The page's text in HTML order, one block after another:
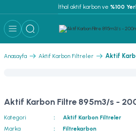
İthal aktif karbon ve %100
Anasayfa Aktif Karbon Filtreler Aktif
Aktif Karbon Filtre 895m3/s -
Kategori
Aktif Karbon Filtreler
Marka
Filtrekarbon